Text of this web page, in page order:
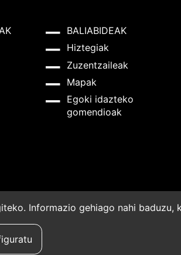
BALIABIDEAK
Hiztegiak
Zuzentzaileak
Mapak
Egoki idazteko
gomendioak
Informazio gehiago nahi baduzu,